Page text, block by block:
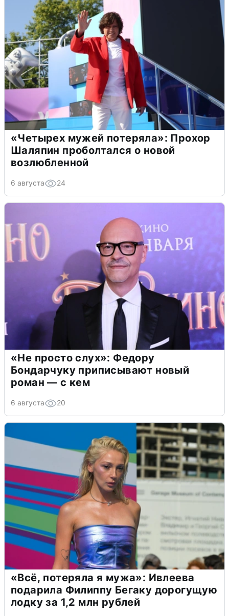
«Четырех мужей потеряла»: Прохор
Шаляпин проболтался о новой
возлюбленной
6 августа 24
«Не просто слух»: Федору
Бондарчуку приписывают новый
роман — с кем
6 августа 20
«Всё, потеряла я мужа»: Ивлеева
подарила Филиппу Бегаку дорогущую
лодку за 1,2 млн рублей